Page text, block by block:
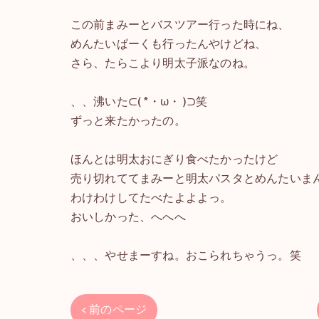
この前まみーとバスツアー行った時にね、
めんたいぱーくも行ったんやけどね、
さら、たらこより明太子派なのね。
、、沸いた⊂( *・ω・ )⊃笑
ずっと来たかったの。
ほんとは明太おにぎり食べたかったけど
売り切れててまみーと明太パスタとめんたいま
わけわけしてたべたよよよっ。
おいしかった、へへへ
、、、やせまーすね。おこられちゃうっ。笑
< 前のページ